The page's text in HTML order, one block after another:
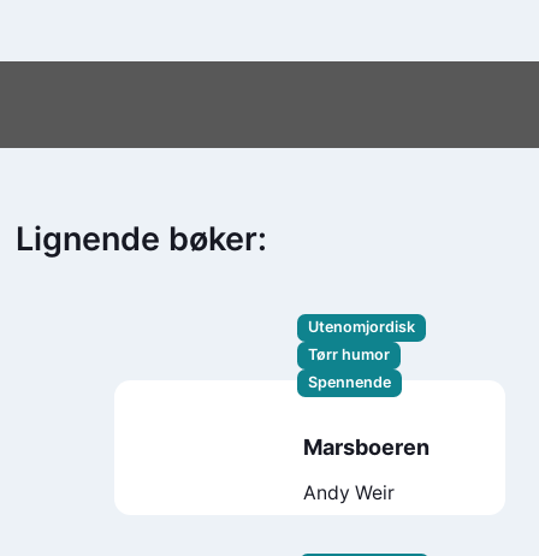
Lignende bøker:
Utenomjordisk
Tørr humor
Spennende
Marsboeren
Andy Weir